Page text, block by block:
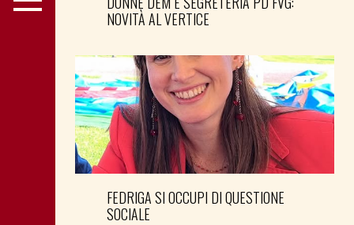
NOVITÀ AL VERTICE
FEDRIGA SI OCCUPI DI QUESTIONE
SOCIALE